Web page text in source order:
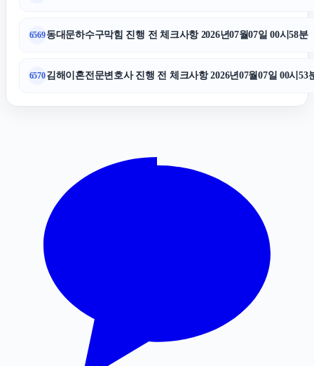
노원하수구막힘
휴대폰소액결제
6569동대문하수구막힘 진행 전 체크사항 2026년07월07일 00시58분
6570김해이혼전문변호사 진행 전 체크사항 2026년07월07일 00시53